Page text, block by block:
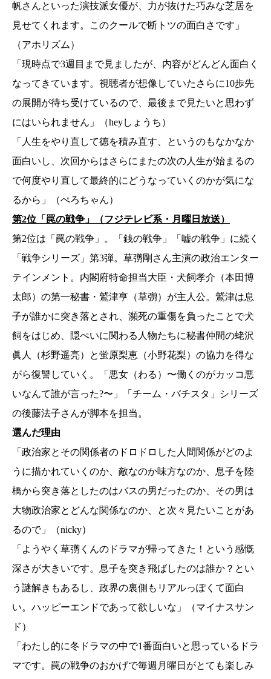
帆さんといった演技派女優が、力が抜けた巧みな芝居を
見せてくれます。このクールで断トツの面白さです」
（アホリズム）
「現時点で3週目まで見ましたが、内容がどんどん面白く
なってきています。視聴者が想像していたさらに10歩先
の展開が待ち受けているので、最後まで見たいと思わず
にはいられません」（heyしょうち）
「人生をやり直して徳を積み直す、というのもなかなか
面白いし、次回からはさらにまたの次の人生が始まるの
で何度やり直して最終的にどうなっていくのかが気にな
るから」（ぺろちゃん）
第2位「罠の戦争」（フジテレビ系・月曜日放送）
第2位は「罠の戦争」。「銭の戦争」「嘘の戦争」に続く
「戦争シリーズ」第3弾。草彅剛さん主演の政治エンター
テインメント。内閣府特命担当大臣・犬飼孝介（本田博
太郎）の第一秘書・鷲津亨（草彅）が主人公。鷲津は息
子が誰かに突き落とされ、瀕死の重傷を負ったことで犬
飼をはじめ、隠ぺいに関わる人物たちに秘書仲間の蛯沢
眞人（杉野遥亮）と蛍原梨恵（小野花梨）の協力を得な
がら復讐していく。「悪女（わる）〜働くのがカッコ悪
いなんて誰が言った?〜」「チーム・バチスタ」シリーズ
の後藤法子さんが脚本を担当。
選んだ理由
「政治家とその関係者のドロドロした人間関係がどのよ
うに描かれていくのか、敵なのか味方なのか、息子を陸
橋から突き落としたのはバスの男だったのか、その男は
大物政治家とどんな関係なのか、と次々見たいことがあ
るので」（nicky）
「ようやく草彅くんのドラマが帰ってきた！という感慨
深さが大きいです。息子を突き飛ばしたのは誰か？とい
う謎解きもあるし、政界の裏側もリアルっぽくて面白
い。ハッピーエンドであって欲しいな」（マイナスサン
ド）
「わたし的に冬ドラマの中で1番面白いと思っているドラ
マです。罠の戦争のおかげで毎週月曜日がとても楽しみ